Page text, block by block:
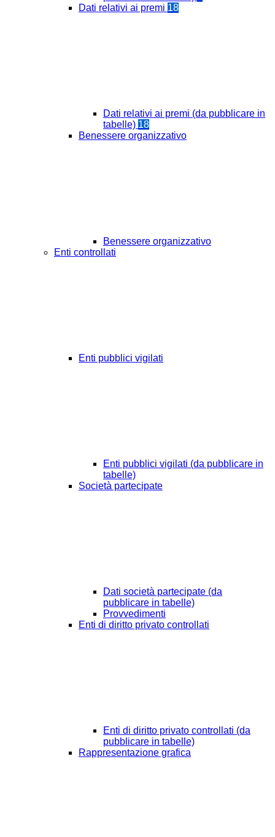
Dati relativi ai premi 18
Dati relativi ai premi (da pubblicare in
tabelle) 18
Benessere organizzativo
Benessere organizzativo
Enti controllati
Enti pubblici vigilati
Enti pubblici vigilati (da pubblicare in
tabelle)
Società partecipate
Dati società partecipate (da
pubblicare in tabelle)
Provvedimenti
Enti di diritto privato controllati
Enti di diritto privato controllati (da
pubblicare in tabelle)
Rappresentazione grafica